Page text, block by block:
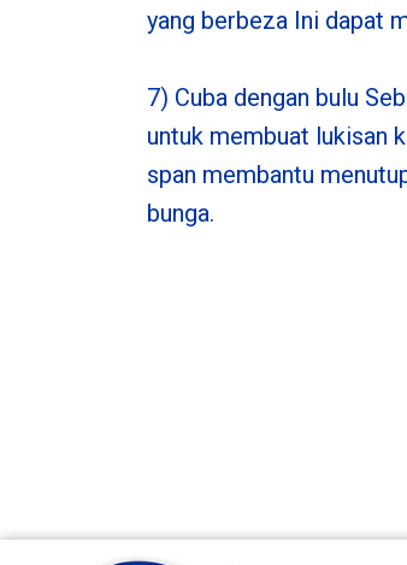
yang berbeza Ini dapat
7) Cuba dengan bulu
untuk membuat lukisan
span membantu
bunga.